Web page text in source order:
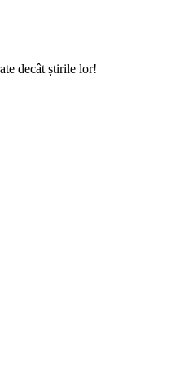
decât știrile lor!